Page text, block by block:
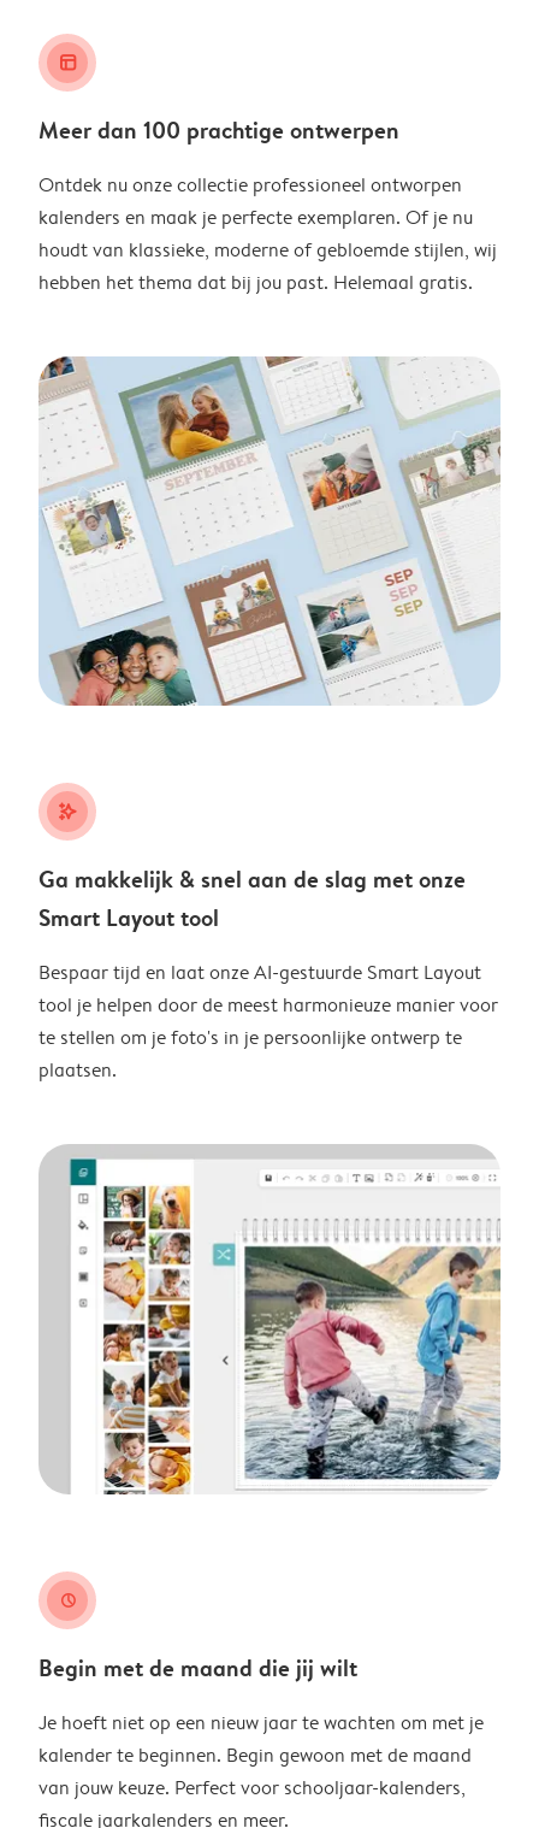
layout_alt
Meer dan 100 prachtige ontwerpen
Ontdek nu onze collectie professioneel ontworpen
kalenders en maak je perfecte exemplaren. Of je nu
houdt van klassieke, moderne of gebloemde stijlen, wij
hebben het thema dat bij jou past. Helemaal gratis.
stars_plus
Ga makkelijk & snel aan de slag met onze
Smart Layout tool
Bespaar tijd en laat onze AI-gestuurde Smart Layout
tool je helpen door de meest harmonieuze manier voor
te stellen om je foto's in je persoonlijke ontwerp te
plaatsen.
clock
Begin met de maand die jij wilt
Je hoeft niet op een nieuw jaar te wachten om met je
kalender te beginnen. Begin gewoon met de maand
van jouw keuze. Perfect voor schooljaar-kalenders,
fiscale jaarkalenders en meer.